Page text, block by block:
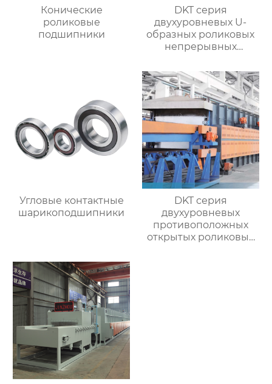
Конические
роликовые
подшипники
DKT серия
двухуровневых U-
образных роликовых
непрерывных
Угловые контактные
шарикоподшипники
DKT серия
двухуровневых
противоположных
открытых роликовых